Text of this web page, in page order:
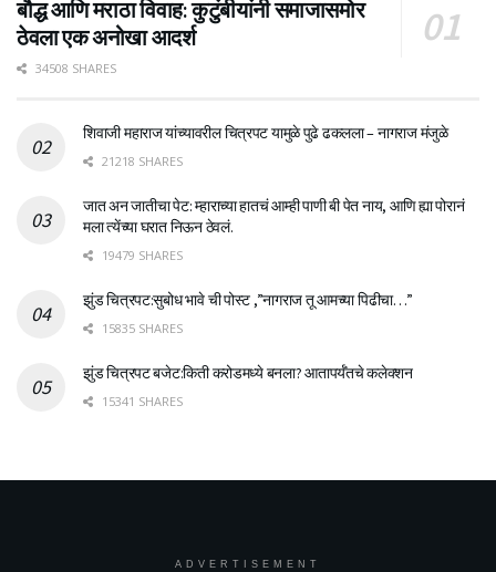
बौद्ध आणि मराठा विवाह: कुटुंबीयांनी समाजासमोर
ठेवला एक अनोखा आदर्श
34508 SHARES
शिवाजी महाराज यांच्यावरील चित्रपट यामुळे पुढे ढकलला – नागराज मंजुळे
21218 SHARES
जात अन जातीचा पेट: म्हाराच्या हातचं आम्ही पाणी बी पेत नाय, आणि ह्या पोरानं
मला त्येंच्या घरात निऊन ठेवलं.
19479 SHARES
झुंड चित्रपट:सुबोध भावे ची पोस्ट ,”नागराज तू आमच्या पिढीचा…”
15835 SHARES
झुंड चित्रपट बजेट:किती करोडमध्ये बनला? आतापर्यँतचे कलेक्शन
15341 SHARES
ADVERTISEMENT